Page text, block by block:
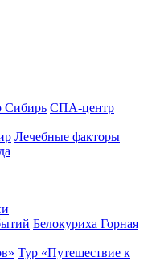
Сибирь СПА-центр
Лечебные факторы
Белокуриха Горная
Тур «Путешествие к